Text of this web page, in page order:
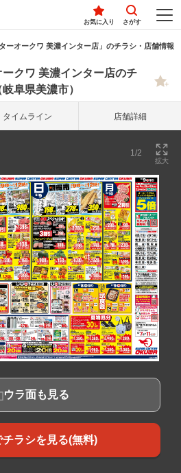
お気に入り さがす
ーオークワ 美濃インター店」のチラシ・店舗情報
クワ 美濃インター店のチ
阜県美濃市）
タイム ライン 店舗詳細
1/2
拡大
ウラ面も見る
チラシを見る(無料)